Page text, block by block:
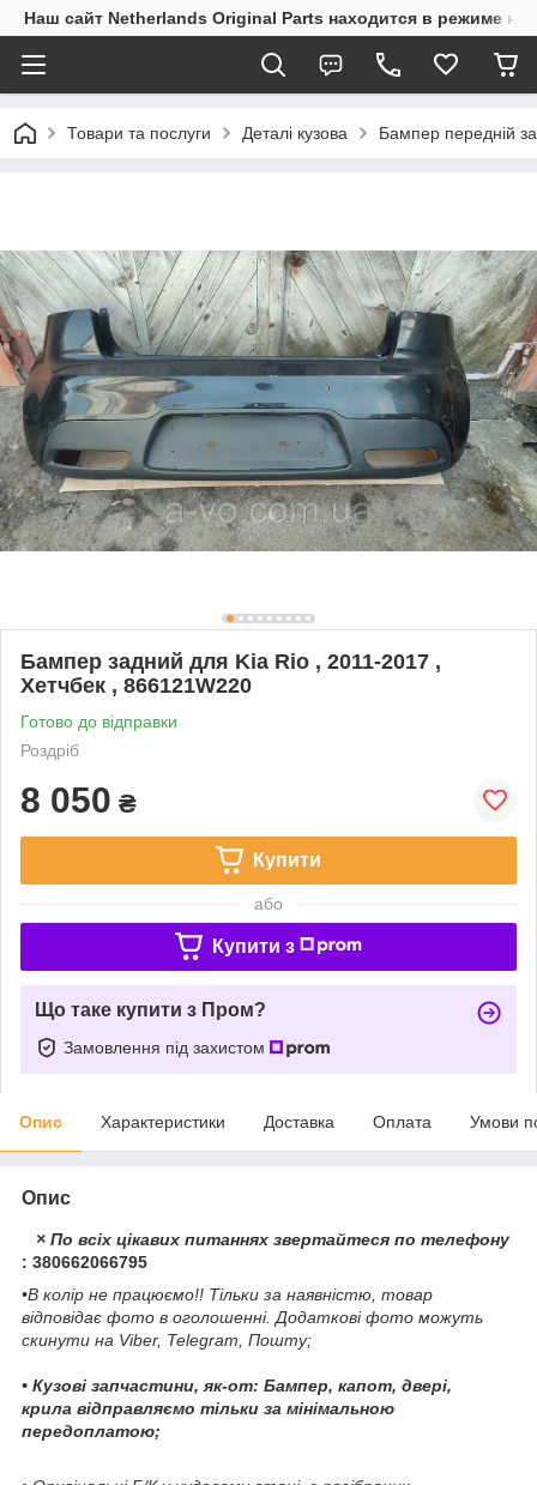
Наш сайт Netherlands Original Parts находится в режиме
Товари та послуги Деталі кузова Бампер передній
Бампер задний для Kia Rio , 2011-2017 ,
Хетчбек , 866121W220
Готово до відправки
Роздріб
8 050 ₴
Купити
або
Купити з
Що таке купити з Пром?
Замовлення під захистом
Опис Характеристики Доставка Оплата Умови
Опис
× По всіх цікавих питаннях звертайтеся по телефону
: 380662066795
•В колір не працюємо!! Тільки за наявністю, товар
відповідає фото в оголошенні. Додаткові фото можуть
скинути на Viber, Telegram, Пошту;
• Кузові запчастини, як-от: Бампер, капот, двері,
крила відправляємо тільки за мінімальною
передоплатою;